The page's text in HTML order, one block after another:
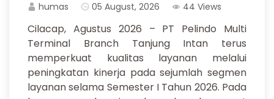
humas 05 August, 2026 44 Views
Cilacap, Agustus 2026 – PT Pelindo Multi
Terminal Branch Tanjung Intan terus
memperkuat kualitas layanan melalui
peningkatan kinerja pada sejumlah segmen
layanan selama Semester I Tahun 2026. Pada